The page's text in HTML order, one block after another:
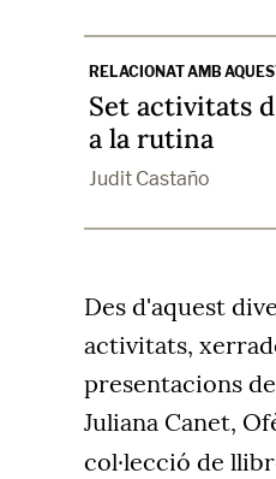
RELACIONAT AMB
Set activitats
a la rutina
Judit Castaño
Des d'aquest
activitats,
presentacions
Juliana Canet,
col·lecció de